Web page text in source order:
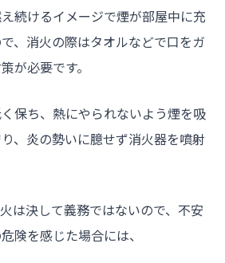
続けるイメージで煙が部屋中に充
、消火の際はタオルなどで口をガ
が必要です。
保ち、熱にやられないよう煙を吸
、炎の勢いに臆せず消火器を噴射
は決して義務ではないので、不安
険を感じた場合には、